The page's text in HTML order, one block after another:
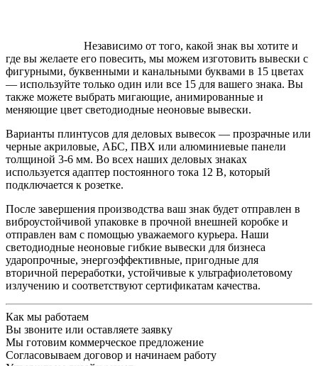
Независимо от того, какой знак вы хотите и
где вы желаете его повесить, мы можем изготовить вывески с
фигурными, буквенными и канальными буквами в 15 цветах
— используйте только один или все 15 для вашего знака. Вы
также можете выбрать мигающие, анимированные и
меняющие цвет светодиодные неоновые вывески.
Варианты плинтусов для деловых вывесок — прозрачные или
черные акриловые, АБС, ПВХ или алюминиевые панели
толщиной 3-6 мм. Во всех наших деловых знаках
используется адаптер постоянного тока 12 В, который
подключается к розетке.
После завершения производства ваш знак будет отправлен в
виброустойчивой упаковке в прочной внешней коробке и
отправлен вам с помощью уважаемого курьера. Наши
светодиодные неоновые гибкие вывески для бизнеса
ударопрочные, энергоэффективные, пригодные для
вторичной переработки, устойчивые к ультрафиолетовому
излучению и соответствуют сертификатам качества.
Как мы работаем
Вы звоните или оставляете заявку
Мы готовим коммерческое предложение
Согласовываем договор и начинаем работу